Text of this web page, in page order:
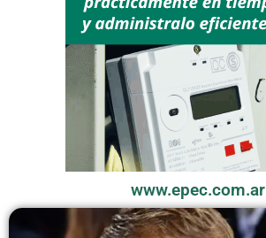
www.epec.com.ar